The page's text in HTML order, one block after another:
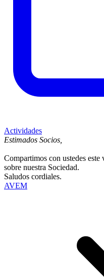
Actividades
Estimados Socios,
Compartimos con ustedes
sobre nuestra Sociedad.
Saludos cordiales.
AVEM